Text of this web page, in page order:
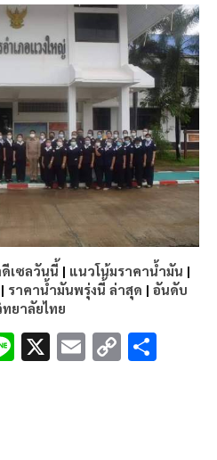
เซลวันนี้ | แนวโน้มราคาน้ำมัน |
| ราคาน้ำมันพรุ่งนี้ ล่าสุด | อันดับ
ยาลัยไทย
Li X E C